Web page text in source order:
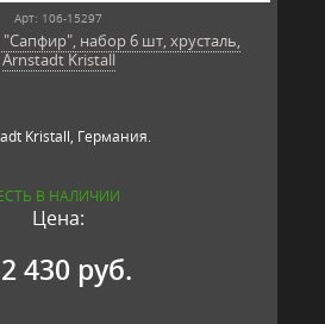
Арт: 106-15297
набор 6 шт, хрусталь,
Arnstadt Kristall
Kristall, Германия.
В НАЛИЧИИ
Цена:
430 руб.